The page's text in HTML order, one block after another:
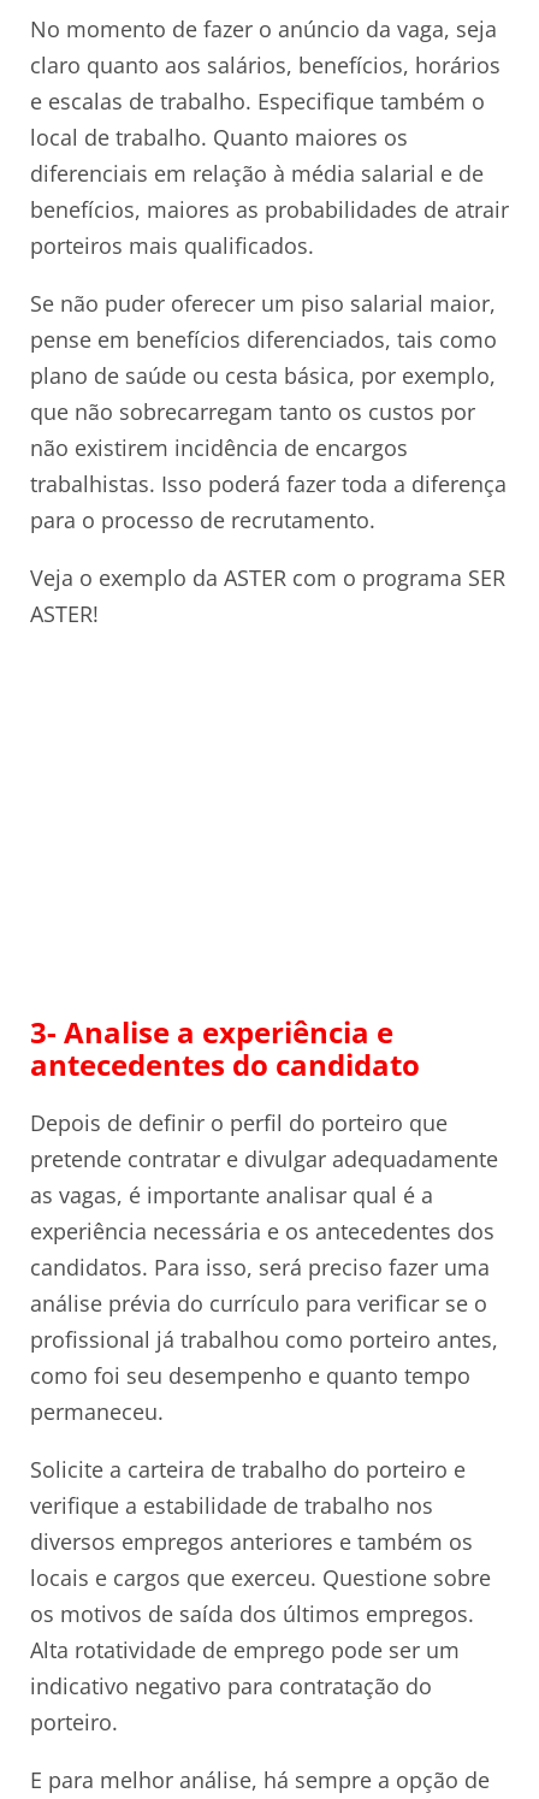
No momento de fazer o anúncio da vaga, seja
claro quanto aos salários, benefícios, horários
e escalas de trabalho. Especifique também o
local de trabalho. Quanto maiores os
diferenciais em relação à média salarial e de
benefícios, maiores as probabilidades de atrair
porteiros mais qualificados.
Se não puder oferecer um piso salarial maior,
pense em benefícios diferenciados, tais como
plano de saúde ou cesta básica, por exemplo,
que não sobrecarregam tanto os custos por
não existirem incidência de encargos
trabalhistas. Isso poderá fazer toda a diferença
para o processo de recrutamento.
Veja o exemplo da ASTER com o programa SER
ASTER!
3- Analise a experiência e
antecedentes do candidato
Depois de definir o perfil do porteiro que
pretende contratar e divulgar adequadamente
as vagas, é importante analisar qual é a
experiência necessária e os antecedentes dos
candidatos. Para isso, será preciso fazer uma
análise prévia do currículo para verificar se o
profissional já trabalhou como porteiro antes,
como foi seu desempenho e quanto tempo
permaneceu.
Solicite a carteira de trabalho do porteiro e
verifique a estabilidade de trabalho nos
diversos empregos anteriores e também os
locais e cargos que exerceu. Questione sobre
os motivos de saída dos últimos empregos.
Alta rotatividade de emprego pode ser um
indicativo negativo para contratação do
porteiro.
E para melhor análise, há sempre a opção de